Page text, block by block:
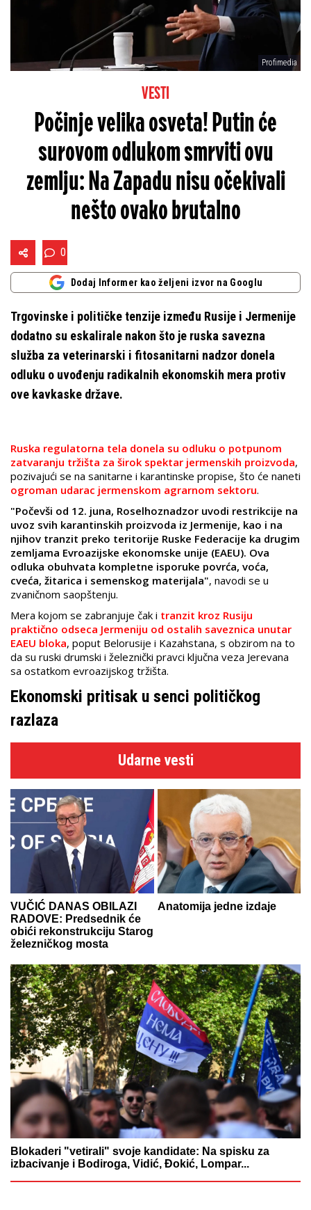
Profimedia
VESTI
Počinje velika osveta! Putin će
surovom odlukom smrviti ovu
zemlju: Na Zapadu nisu očekivali
nešto ovako brutalno
0
Dodaj Informer kao željeni izvor na Googlu
Trgovinske i političke tenzije između Rusije i Jermenije
dodatno su eskalirale nakon što je ruska savezna
služba za veterinarski i fitosanitarni nadzor donela
odluku o uvođenju radikalnih ekonomskih mera protiv
ove kavkaske države.
Ruska regulatorna tela donela su odluku o potpunom
zatvaranju tržišta za širok spektar jermenskih proizvoda,
pozivajući se na sanitarne i karantinske propise, što će naneti
ogroman udarac jermenskom agrarnom sektoru.
"Počevši od 12. juna, Roselhoznadzor uvodi restrikcije na
uvoz svih karantinskih proizvoda iz Jermenije, kao i na
njihov tranzit preko teritorije Ruske Federacije ka drugim
zemljama Evroazijske ekonomske unije (EAEU). Ova
odluka obuhvata kompletne isporuke povrća, voća,
cveća, žitarica i semenskog materijala", navodi se u
zvaničnom saopštenju.
Mera kojom se zabranjuje čak i tranzit kroz Rusiju
praktično odseca Jermeniju od ostalih saveznica unutar
EAEU bloka, poput Belorusije i Kazahstana, s obzirom na to
da su ruski drumski i železnički pravci ključna veza Jerevana
sa ostatkom evroazijskog tržišta.
Ekonomski pritisak u senci političkog
razlaza
Udarne vesti
VUČIĆ DANAS OBILAZI
RADOVE: Predsednik će
obići rekonstrukciju Starog
železničkog mosta
Anatomija jedne izdaje
Blokaderi "vetirali" svoje kandidate: Na spisku za
izbacivanje i Bodiroga, Vidić, Đokić, Lompar...